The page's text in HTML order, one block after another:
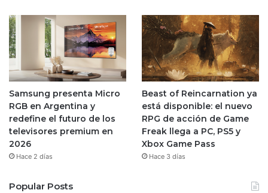
Samsung presenta Micro
RGB en Argentina y
redefine el futuro de los
televisores premium en
2026
Hace 2 días
Beast of Reincarnation ya
está disponible: el nuevo
RPG de acción de Game
Freak llega a PC, PS5 y
Xbox Game Pass
Hace 3 días
Popular Posts